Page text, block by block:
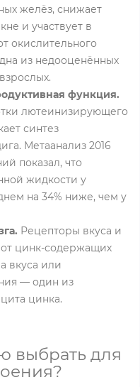
желёз, снижает
и участвует в
окислительного
из недооценённых
функция.
лютеинизирующего
синтез
Метаанализ 2016
показал, что
жидкости у
на 34% ниже, чем у
Рецепторы вкуса и
цинк-содержащих
вкуса или
— один из
цинка.
выбрать для